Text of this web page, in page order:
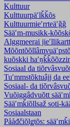
Kulttuur
Kulttuurpäʹlǩǩõs
Kulttuurmieʹrrteäʹǧǧ
Sääʹm-musikk-
Alggmeerai
kuõskki
Sosiaal da
Tuʹmmstõktuâjj da
Sosiaal- da
Vuõiggâdvuõtt
Sääʹmǩiõllsaž soti-
Sosiaalstaan
Pååđčiõlǥtõs: